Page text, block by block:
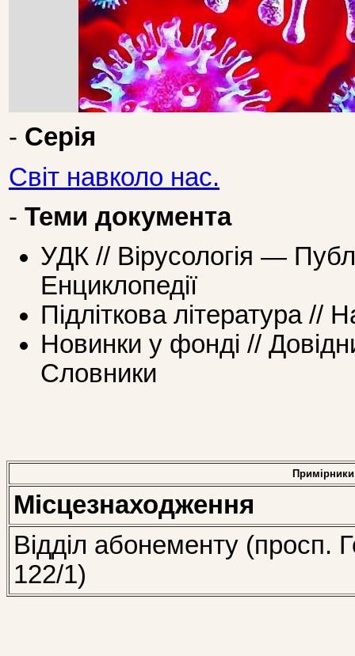
- Серія
Світ навколо нас.
- Теми документа
УДК // Вірусологія —
Енциклопедії
Підліткова література //
Новинки у фонді //
Словники
Примірники
Місцезнаходження
Відділ абонементу (просп.
122/1)